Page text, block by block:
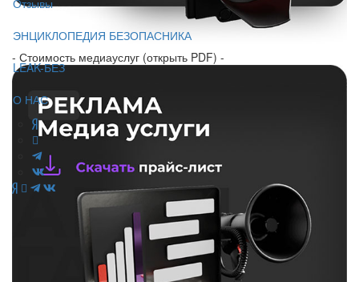
Отзывы
ЭНЦИКЛОПЕДИЯ БЕЗОПАСНИКА
LEAK-БЕЗ
О НАС
- Стоимость медиауслуг (открыть PDF) -